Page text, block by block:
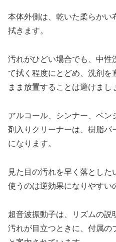
本体外側は、乾いた柔らかい
拭きます。
汚れがひどい場合でも、中性
て拭く程度にとどめ、洗剤を
まま放置することは避けまし
アルコール、シンナー、ベン
剤入りクリーナーは、樹脂パ
になります。
見た目の汚れを早く落とし
使うのは逆効果になりやすい
超音波振動子は、リズムの説
汚れが目立つときに、付属の